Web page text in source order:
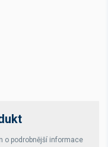
o podrobnější informace